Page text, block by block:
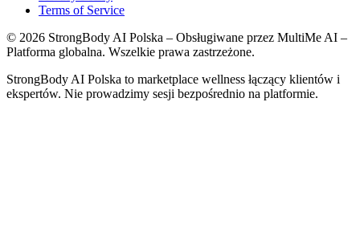
Terms of Service
© 2026 StrongBody AI Polska – Obsługiwane przez MultiMe AI –
Platforma globalna. Wszelkie prawa zastrzeżone.
StrongBody AI Polska to marketplace wellness łączący klientów i
ekspertów. Nie prowadzimy sesji bezpośrednio na platformie.